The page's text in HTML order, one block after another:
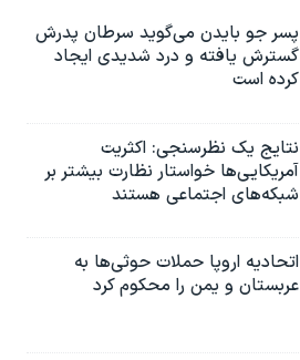
پسر جو بایدن می‌گوید سرطان پدرش
گسترش یافته و درد شدیدی ایجاد
کرده است
نتایج یک نظرسنجی: اکثریت
آمریکایی‌ها خواستار نظارت بیشتر بر
شبکه‌های اجتماعی هستند
اتحادیه اروپا حملات حوثی‌ها به
عربستان و یمن را محکوم کرد